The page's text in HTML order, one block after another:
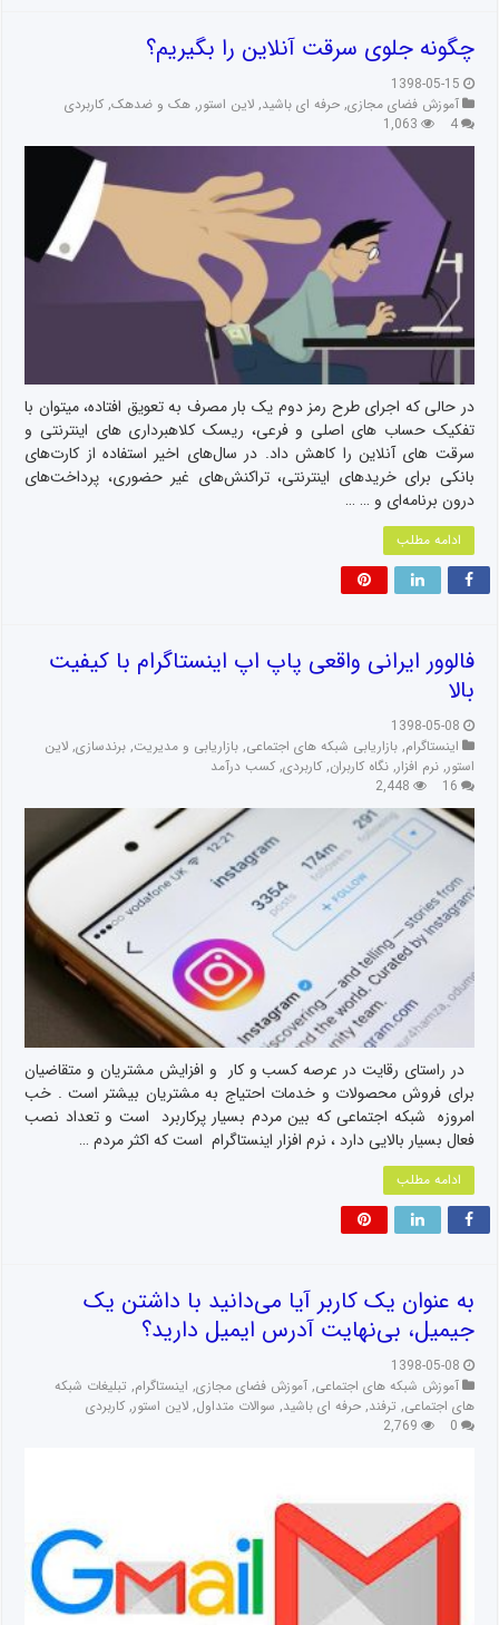
چگونه جلوی سرقت آنلاین را بگیریم؟
1398-05-15
آموزش فضای مجازی, حرفه ای باشید, لاین استور, هک و ضدهک, کاربردی
4
1,063
در حالی که اجرای طرح رمز دوم یک بار مصرف به تعویق افتاده، میتوان با
تفکیک حساب های اصلی و فرعی، ریسک کلاهبرداری های اینترنتی و
سرقت های آنلاین را کاهش داد. در سال‌های اخیر استفاده از کارت‌های
بانکی برای خریدهای اینترنتی، تراکنش‌های غیر حضوری، پرداخت‌های
درون برنامه‌ای و … …
ادامه مطلب
فالوور ایرانی واقعی پاپ اپ اینستاگرام با کیفیت
بالا
1398-05-08
اینستاگرام, بازاریابی شبکه های اجتماعی, بازاریابی و مدیریت, برندسازی, لاین
استور, نرم افزار, نگاه کاربران, کاربردی, کسب درآمد
16
2,448
در راستای رقایت در عرصه کسب و کار و افزایش مشتریان و متقاضیان
برای فروش محصولات و خدمات احتیاج به مشتریان بیشتر است . خب
امروزه شبکه اجتماعی که بین مردم بسیار پرکاربرد است و تعداد نصب
فعال بسیار بالایی دارد ، نرم افزار اینستاگرام است که اکثر مردم …
ادامه مطلب
به عنوان یک کاربر ⁣آیا می‌دانید با داشتن یک
جیمیل، بی‌نهایت آدرس ایمیل دارید؟⁣‌
1398-05-08
آموزش شبکه های اجتماعی, آموزش فضای مجازی, اینستاگرام, تبلیغات شبکه
های اجتماعی, ترفند, حرفه ای باشید, سوالات متداول, لاین استور, کاربردی
0
2,769